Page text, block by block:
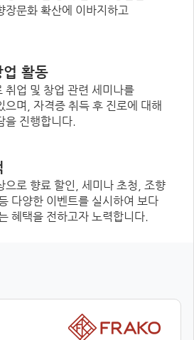
장문화 확산에 이바지하고
업 활동
취업 및 창업 관련 세미나를
으며, 자격증 취득 후 진로에 대해
을 진행합니다.
으로 향료 할인, 세미나 초청, 조향
다양한 이벤트를 실시하여 보다
혜택을 전하고자 노력합니다.